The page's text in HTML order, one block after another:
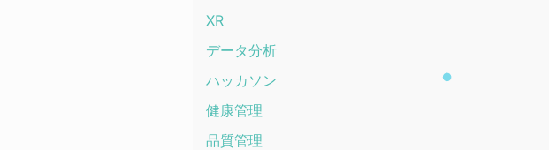
XR
データ分析
ハッカソン
健康管理
品質管理